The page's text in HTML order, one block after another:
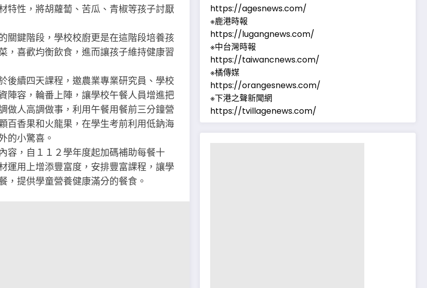
特性，將胡蘿蔔、苦瓜、青椒等孩子討厭
關鍵階段，學校校廚更是在這階段培養孩
，喜歡均衡飲食，進而讓孩子維持健康習
後續四天課程，邀農業專業研究員、學校
陣容，輪番上陣，讓學校午餐人員增進把
做人高調做事，利用午餐用餐前三分鐘營
百香果和火龍果，在學生考前利用低鈉海
的小驚喜。
容，自１１２學年度起加碼補助每餐十
運用上增添豐富度，安排豐富課程，讓學
，提供學童營養健康滿分的餐食。
https://agesnews.com/
※鹿港時報
https://lugangnews.com/
※中台灣時報
https://taiwancnews.com/
※橘傳媒
https://orangesnews.com/
※下港之聲新聞網
https://tvillagenews.com/